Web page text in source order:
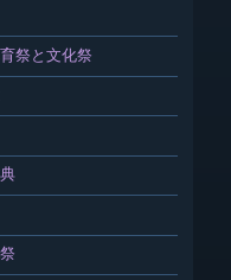
祭と文化祭